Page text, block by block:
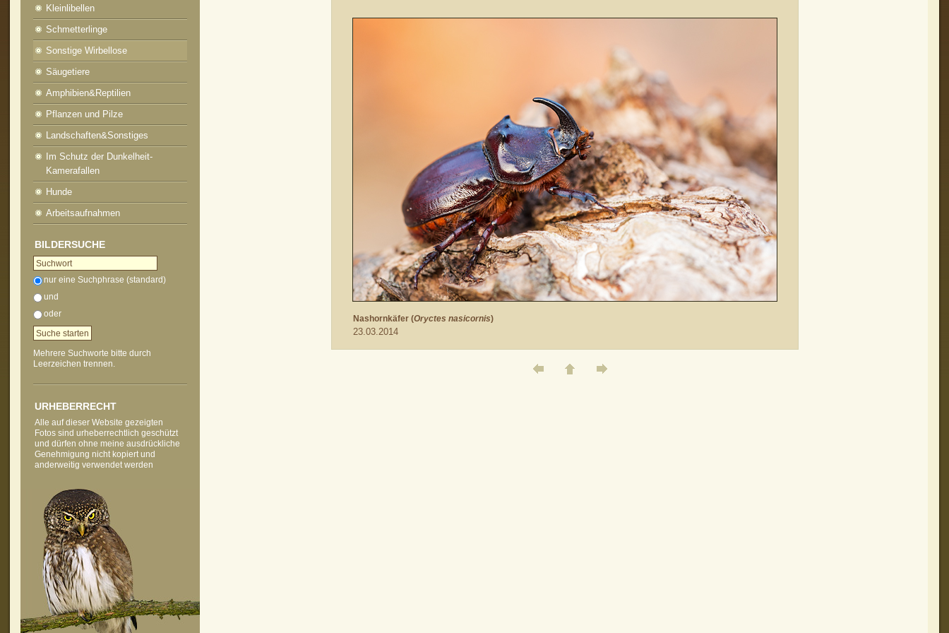
Nashornkäfer (Oryctes nasicornis)
23.03.2014
Kleinlibellen
Schmetterlinge
Sonstige Wirbellose
Säugetiere
Amphibien&Reptilien
Pflanzen und Pilze
Landschaften&Sonstiges
Im Schutz der Dunkelheit-
Kamerafallen
Hunde
Arbeitsaufnahmen
BILDERSUCHE
nur eine Suchphrase (standard)
und
oder
Mehrere Suchworte bitte durch
Leerzeichen trennen.
URHEBERRECHT
Alle auf dieser Website gezeigten
Fotos sind urheberrechtlich geschützt
und dürfen ohne meine ausdrückliche
Genehmigung nicht kopiert und
anderweitig verwendet werden